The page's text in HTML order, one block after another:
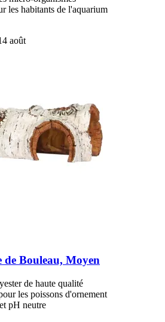
les habitants de l'aquarium
août
de Bouleau, Moyen
de haute qualité
les poissons d'ornement
pH neutre